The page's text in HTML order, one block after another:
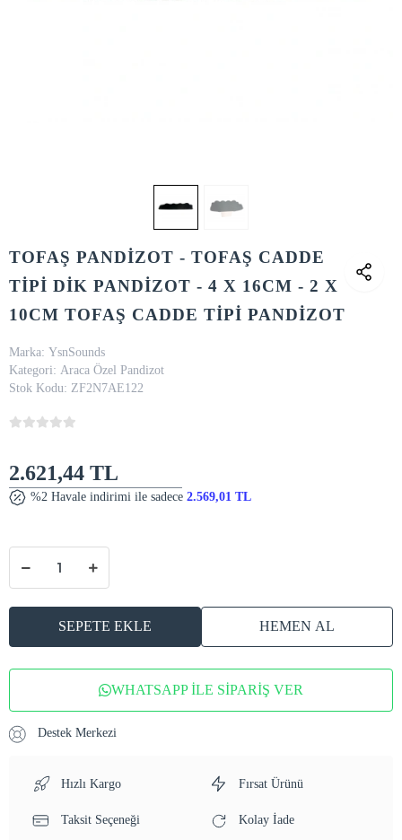
TOFAŞ PANDİZOT - TOFAŞ CADDE
TİPİ DİK PANDİZOT - 4 X 16CM - 2 X
10CM TOFAŞ CADDE TİPİ PANDİZOT
Marka: YsnSounds
Kategori: Araca Özel Pandizot
Stok Kodu: ZF2N7AE122
2.621,44 TL
%2 Havale indirimi ile sadece 2.569,01 TL
SEPETE EKLE HEMEN AL
WHATSAPP İLE SİPARİŞ VER
Destek Merkezi
Hızlı Kargo Fırsat Ürünü
Taksit Seçeneği Kolay İade